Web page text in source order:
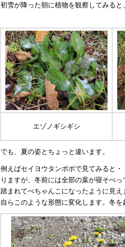
初雪が降った朝に植物を観察してみると
エゾノギシギシ
でも、夏の姿とちょっと違います。
例えばセイヨウタンポポで見てみると
りますが、冬前には全部の葉が寝そべ
踏まれてぺちゃんこになったように見
自らこのような形態に変化します。冬